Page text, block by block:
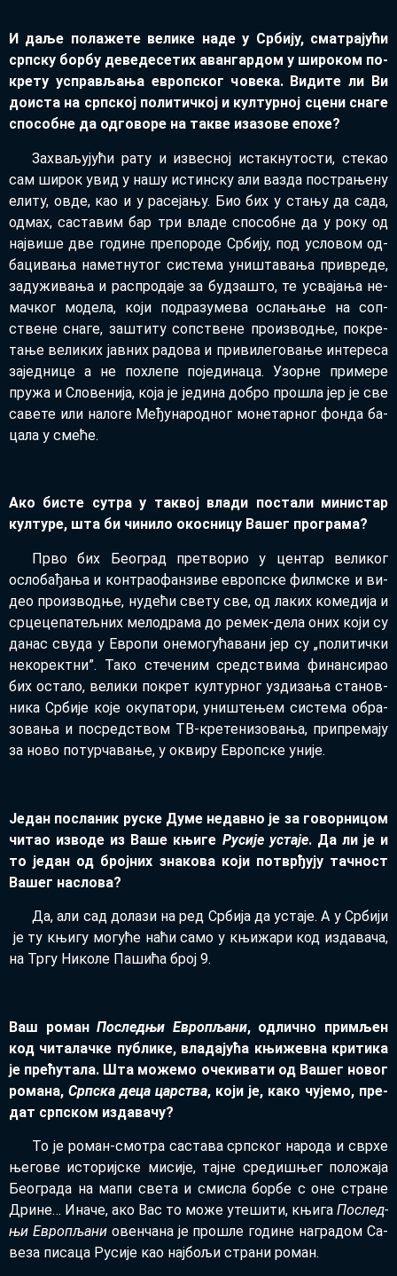
И да­ље по­ла­же­те ве­ли­ке на­де у Ср­би­ју, сма­тра­ју­ћи
срп­ску бор­бу де­ве­де­се­тих аван­гар­дом у ши­ро­ком по­
кре­ту ус­пра­вља­ња европ­ског чо­ве­ка. Ви­ди­те ли Ви
до­и­ста на срп­ској по­ли­тич­кој и кул­тур­ној сце­ни сна­ге
спо­соб­не да од­го­во­ре на та­кве иза­зо­ве епо­хе?
За­хва­љу­ју­ћи ра­ту и из­ве­сној ис­так­ну­то­сти, сте­као
сам ши­рок увид у на­шу истин­ску али ва­зда по­стра­ње­ну
ели­ту, ов­де, као и у ра­се­ја­њу. Био бих у ста­њу да са­да,
од­мах, са­ста­вим бар три вла­де спо­соб­не да у ро­ку од
нај­ви­ше две го­ди­не пре­по­ро­де Ср­би­ју, под усло­вом од­
ба­ци­ва­ња на­мет­ну­тог си­сте­ма уни­шта­ва­ња при­вре­де,
за­ду­жи­ва­ња и рас­про­да­је за буд­за­што, те усва­ја­ња не­
мач­ког мо­де­ла, ко­ји под­ра­зу­ме­ва осла­ња­ње на соп­
стве­не сна­ге, за­шти­ту соп­стве­не про­из­вод­ње, по­кре­
та­ње ве­ли­ких јав­них ра­до­ва и при­ви­ле­го­ва­ње ин­те­ре­са
за­јед­ни­це а не по­хле­пе по­је­ди­на­ца. Узор­не при­ме­ре
пру­жа и Сло­ве­ни­ја, ко­ја је је­ди­на до­бро про­шла јер је све
са­ве­те или на­ло­ге Ме­ђу­на­род­ног мо­не­тар­ног фон­да ба­
ца­ла у сме­ће.
Ако би­сте су­тра у та­квој вла­ди по­ста­ли ми­ни­стар
кул­ту­ре, шта би чи­ни­ло око­сни­цу Ва­шег про­гра­ма?
Пр­во бих Бе­о­град пре­тво­рио у цен­тар ве­ли­ког
осло­ба­ђа­ња и кон­тра­о­фан­зи­ве европ­ске филм­ске и ви­
део про­из­вод­ње, ну­де­ћи све­ту све, од ла­ких ко­ме­ди­ја и
ср­це­це­па­тељ­них ме­ло­дра­ма до ре­мек-де­ла оних ко­ји су
да­нас сву­да у Евро­пи оне­мо­гу­ћа­ва­ни јер су „по­ли­тич­ки
не­ко­рект­ни”. Та­ко сте­че­ним сред­стви­ма фи­нан­си­рао
бих оста­ло, ве­ли­ки по­крет кул­тур­ног уз­ди­за­ња ста­нов­
ни­ка Ср­би­је ко­је оку­па­то­ри, уни­ште­њем си­сте­ма обра­
зо­ва­ња и по­сред­ством ТВ-кре­те­ни­зо­ва­ња, при­пре­ма­ју
за но­во по­тур­ча­ва­ње, у окви­ру Европ­ске уни­је.
Је­дан по­сла­ник ру­ске Ду­ме не­дав­но је за го­вор­ни­цом
чи­тао из­во­де из Ва­ше књи­ге Ру­си­је уста­је. Да ли је и
то је­дан од број­них зна­ко­ва ко­ји по­твр­ђу­ју тач­ност
Ва­шег на­сло­ва?
Да, али сад до­ла­зи на ред Ср­би­ја да уста­је. А у Ср­би­ји
је ту књи­гу мо­гу­ће на­ћи са­мо у књи­жа­ри код из­да­ва­ча,
на Тр­гу Ни­ко­ле Па­ши­ћа број 9.
Ваш ро­манПо­след­њи Евро­пља­ни, од­лич­но при­мљен
код чи­та­лач­ке пу­бли­ке, вла­да­ју­ћа књи­жев­на кри­ти­ка
је пре­ћу­та­ла. Шта мо­же­мо оче­ки­ва­ти од Ва­шег но­вог
ро­ма­на, Срп­ска де­ца цар­ства, ко­ји је, ка­ко чу­је­мо, пре­
дат срп­ском из­да­ва­чу?
То је ро­ман-смо­тра са­ста­ва срп­ског на­ро­да и свр­хе
ње­го­ве исто­риј­ске ми­си­је, тај­не сре­ди­шњег по­ло­жа­ја
Бе­о­гра­да на ма­пи све­та и сми­сла бор­бе с оне стра­не
Дри­не… Ина­че, ако Вас то мо­же уте­ши­ти, књи­га По­след­
њи Евро­пља­ниовен­ча­на је про­шле го­ди­не на­гра­дом Са­
ве­за пи­са­ца Ру­си­је као нај­бо­љи стра­ни ро­ман.